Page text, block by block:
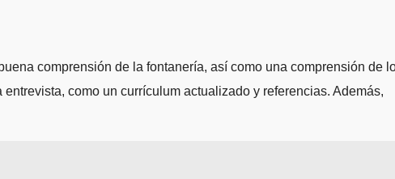
comprensión de la fontanería, así como una comprensión de
como un currículum actualizado y referencias. Además,